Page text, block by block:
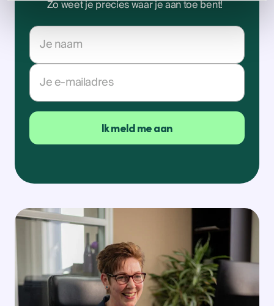
Zo weet je precies waar je aan toe bent!
Naam
E-
mailadres
Ik meld me aan